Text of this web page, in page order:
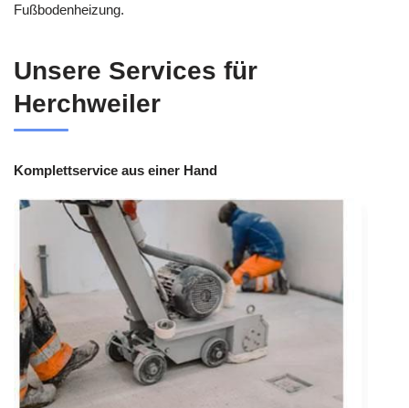
Fußbodenheizung.
Unsere Services für
Herchweiler
Komplettservice aus einer Hand